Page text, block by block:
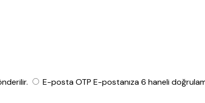
E-posta OTP E-postanıza 6 haneli